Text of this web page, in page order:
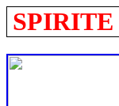
SPIRITE